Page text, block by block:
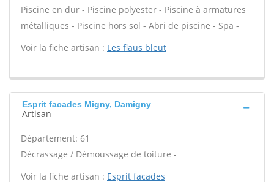
Piscine en dur - Piscine polyester - Piscine à armatures
métalliques - Piscine hors sol - Abri de piscine - Spa -
Voir la fiche artisan : Les flaus bleut
Esprit facades Migny, Damigny
Artisan
Département: 61
Décrassage / Démoussage de toiture -
Voir la fiche artisan : Esprit facades